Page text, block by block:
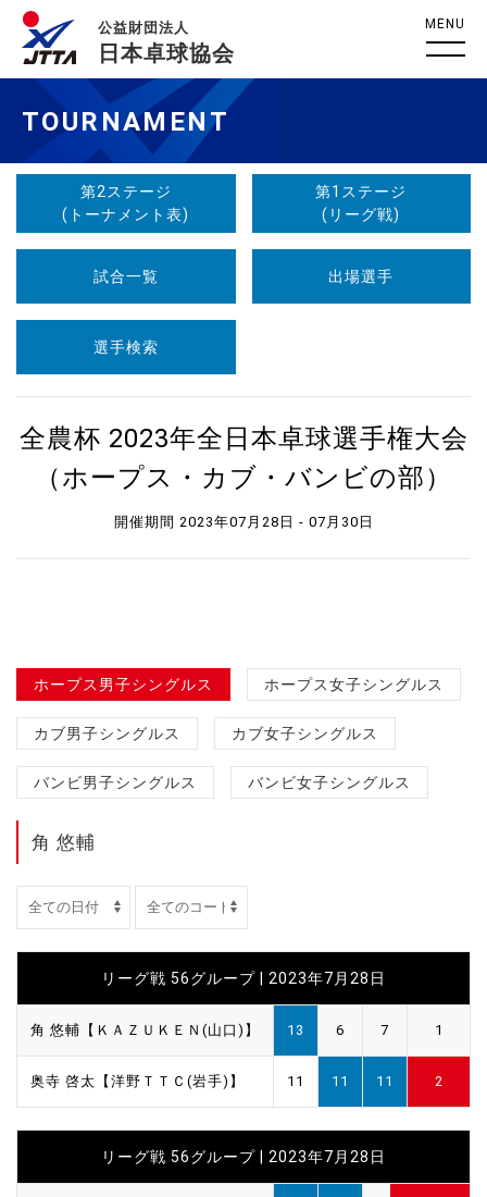
公益財団法人
日本卓球協会
MENU
TOURNAMENT
第2ステージ
(トーナメント表)
第1ステージ
(リーグ戦)
試合一覧 出場選手
選手検索
全農杯 2023年全日本卓球選手権大会
（ホープス・カブ・バンビの部）
開催期間 2023年07月28日 - 07月30日
ホープス男子シングルス ホープス女子シングルス
カブ男子シングルス カブ女子シングルス
バンビ男子シングルス バンビ女子シングルス
角 悠輔
リーグ戦 56グループ | 2023年7月28日
角 悠輔【ＫＡＺＵＫＥＮ(山口)】 13 6 7 1
奥寺 啓太【洋野ＴＴＣ(岩手)】 11 11 11 2
リーグ戦 56グループ | 2023年7月28日